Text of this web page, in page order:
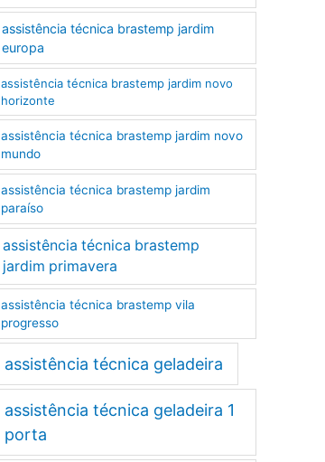
assistência técnica brastemp jardim
europa
assistência técnica brastemp jardim novo
horizonte
assistência técnica brastemp jardim novo
mundo
assistência técnica brastemp jardim
paraíso
assistência técnica brastemp
jardim primavera
assistência técnica brastemp vila
progresso
assistência técnica geladeira
assistência técnica geladeira 1
porta